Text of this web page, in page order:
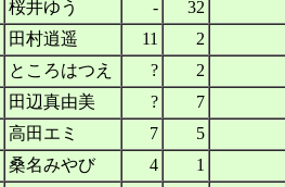
桜井ゆう - 32
田村逍遥 11
2
ところはつえ ?
2
田辺真由美 ?
7
高田エミ 7
5
桑名みやび 4 1